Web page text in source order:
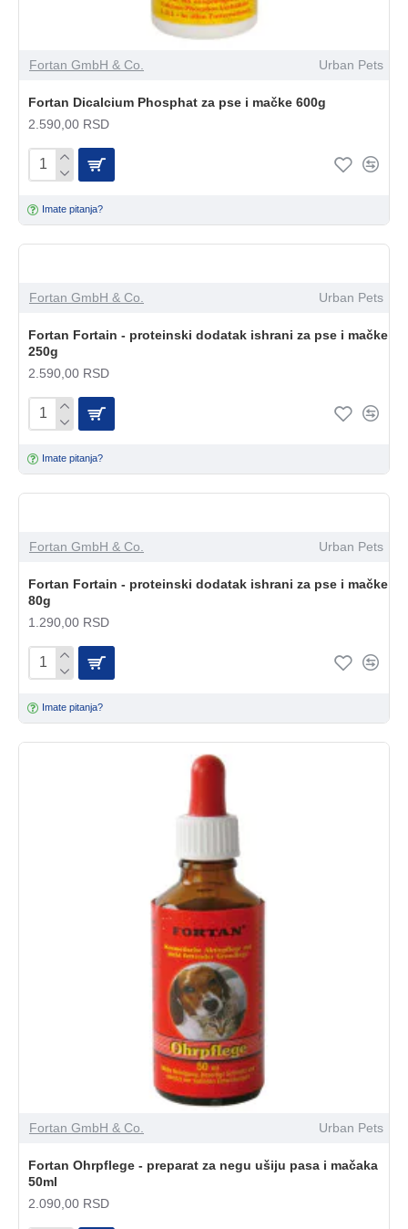
Fortan GmbH & Co. Urban Pets
Fortan Dicalcium Phosphat za pse i mačke 600g
2.590,00 RSD
Imate pitanja?
Fortan GmbH & Co. Urban Pets
Fortan Fortain - proteinski dodatak ishrani za pse i mačke
250g
2.590,00 RSD
Imate pitanja?
Fortan GmbH & Co. Urban Pets
Fortan Fortain - proteinski dodatak ishrani za pse i mačke
80g
1.290,00 RSD
Imate pitanja?
Fortan GmbH & Co. Urban Pets
Fortan Ohrpflege - preparat za negu ušiju pasa i mačaka
50ml
2.090,00 RSD